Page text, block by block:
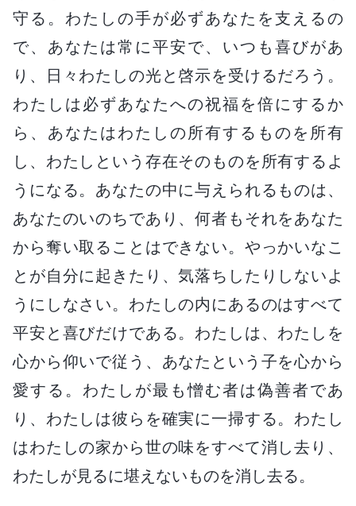
守る。わたしの手が必ずあなたを支えるの
で、あなたは常に平安で、いつも喜びがあ
り、日々わたしの光と啓示を受けるだろう。
わたしは必ずあなたへの祝福を倍にするか
ら、あなたはわたしの所有するものを所有
し、わたしという存在そのものを所有するよ
うになる。あなたの中に与えられるものは、
あなたのいのちであり、何者もそれをあなた
から奪い取ることはできない。やっかいなこ
とが自分に起きたり、気落ちしたりしないよ
うにしなさい。わたしの内にあるのはすべて
平安と喜びだけである。わたしは、わたしを
心から仰いで従う、あなたという子を心から
愛する。わたしが最も憎む者は偽善者であ
り、わたしは彼らを確実に一掃する。わたし
はわたしの家から世の味をすべて消し去り、
わたしが見るに堪えないものを消し去る。